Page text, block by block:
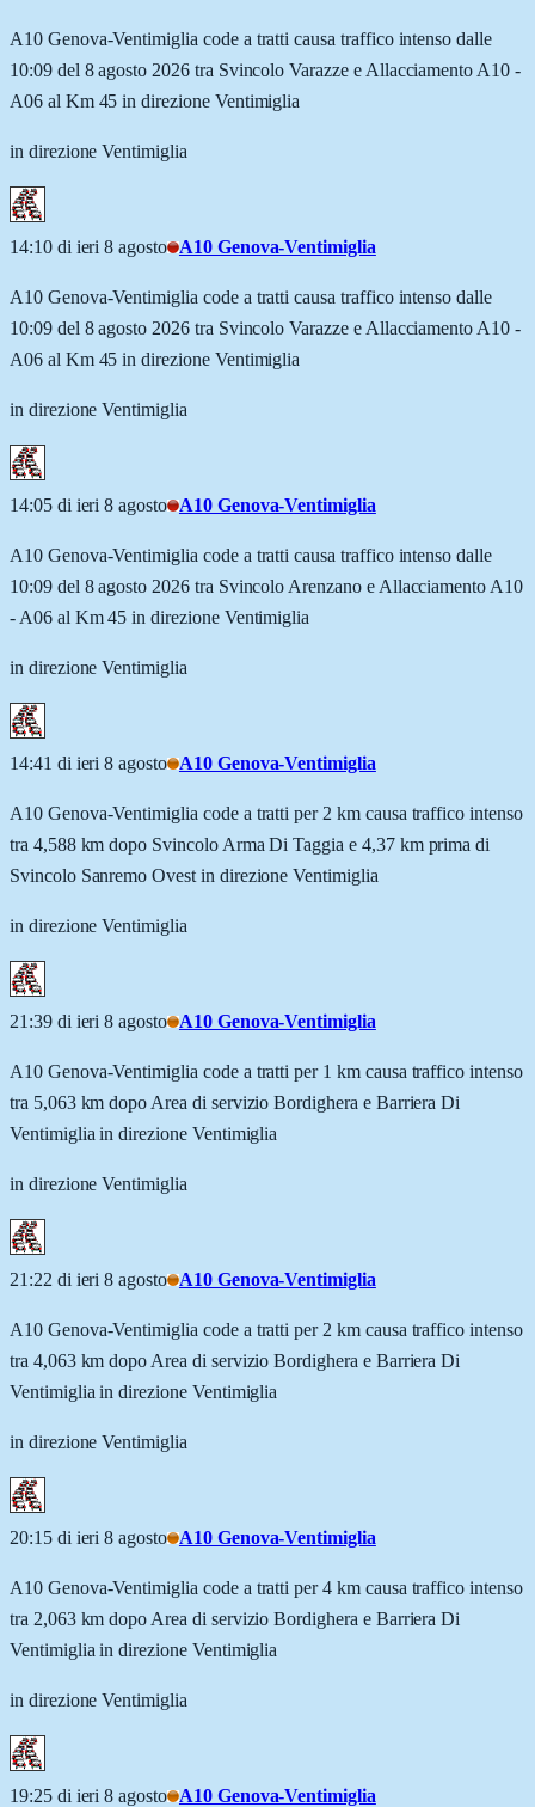
A10 Genova-Ventimiglia code a tratti causa traffico intenso dalle
10:09 del 8 agosto 2026 tra Svincolo Varazze e Allacciamento A10 -
A06 al Km 45 in direzione Ventimiglia
in direzione Ventimiglia
14:10 di ieri 8 agosto A10 Genova-Ventimiglia
A10 Genova-Ventimiglia code a tratti causa traffico intenso dalle
10:09 del 8 agosto 2026 tra Svincolo Varazze e Allacciamento A10 -
A06 al Km 45 in direzione Ventimiglia
in direzione Ventimiglia
14:05 di ieri 8 agosto A10 Genova-Ventimiglia
A10 Genova-Ventimiglia code a tratti causa traffico intenso dalle
10:09 del 8 agosto 2026 tra Svincolo Arenzano e Allacciamento A10
- A06 al Km 45 in direzione Ventimiglia
in direzione Ventimiglia
14:41 di ieri 8 agosto A10 Genova-Ventimiglia
A10 Genova-Ventimiglia code a tratti per 2 km causa traffico intenso
tra 4,588 km dopo Svincolo Arma Di Taggia e 4,37 km prima di
Svincolo Sanremo Ovest in direzione Ventimiglia
in direzione Ventimiglia
21:39 di ieri 8 agosto A10 Genova-Ventimiglia
A10 Genova-Ventimiglia code a tratti per 1 km causa traffico intenso
tra 5,063 km dopo Area di servizio Bordighera e Barriera Di
Ventimiglia in direzione Ventimiglia
in direzione Ventimiglia
21:22 di ieri 8 agosto A10 Genova-Ventimiglia
A10 Genova-Ventimiglia code a tratti per 2 km causa traffico intenso
tra 4,063 km dopo Area di servizio Bordighera e Barriera Di
Ventimiglia in direzione Ventimiglia
in direzione Ventimiglia
20:15 di ieri 8 agosto A10 Genova-Ventimiglia
A10 Genova-Ventimiglia code a tratti per 4 km causa traffico intenso
tra 2,063 km dopo Area di servizio Bordighera e Barriera Di
Ventimiglia in direzione Ventimiglia
in direzione Ventimiglia
19:25 di ieri 8 agosto A10 Genova-Ventimiglia